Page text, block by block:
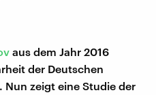
aus dem Jahr 2016
der Deutschen
Nun zeigt eine Studie der